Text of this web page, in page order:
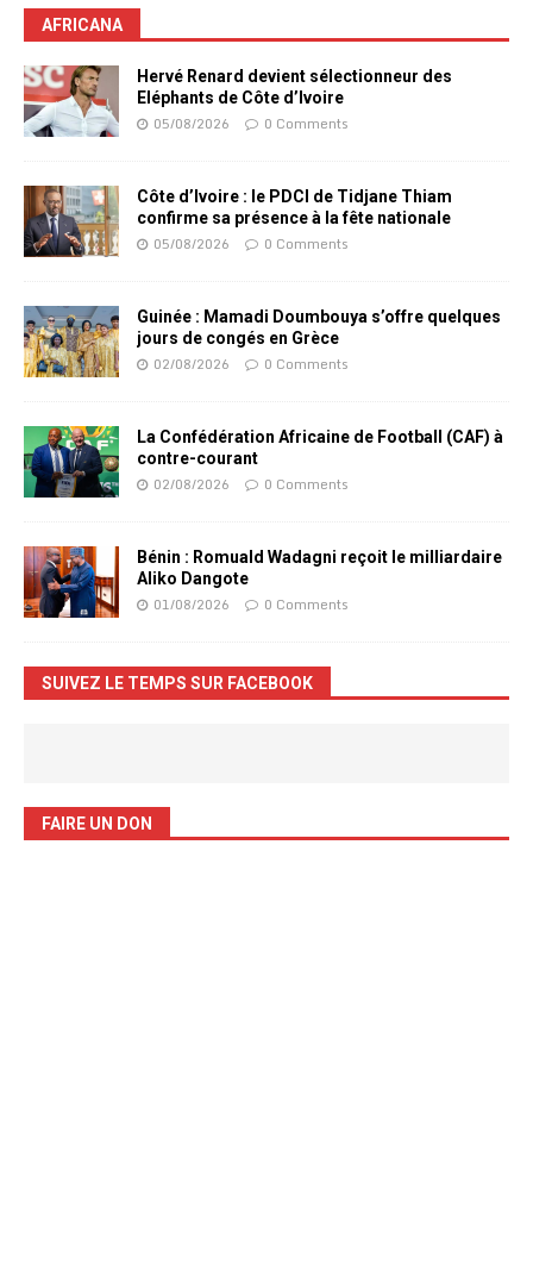
AFRICANA
Hervé Renard devient sélectionneur des
Eléphants de Côte d’Ivoire
05/08/2026 0 Comments
Côte d’Ivoire : le PDCI de Tidjane Thiam
confirme sa présence à la fête nationale
05/08/2026 0 Comments
Guinée : Mamadi Doumbouya s’offre quelques
jours de congés en Grèce
02/08/2026 0 Comments
La Confédération Africaine de Football (CAF) à
contre-courant
02/08/2026 0 Comments
Bénin : Romuald Wadagni reçoit le milliardaire
Aliko Dangote
01/08/2026 0 Comments
SUIVEZ LE TEMPS SUR FACEBOOK
FAIRE UN DON